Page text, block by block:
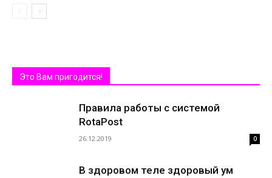
Это Вам пригодится!
Правила работы с системой
RotaPost
26.12.2019 0
В здоровом теле здоровый ум